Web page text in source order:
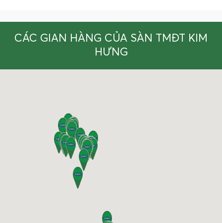
CÁC GIAN HÀNG CỦA SÀN TMĐT KIM
HƯNG